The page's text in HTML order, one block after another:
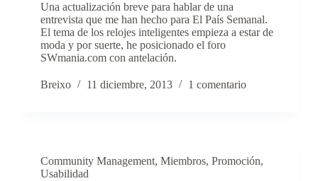
Una actualización breve para hablar de una
entrevista que me han hecho para El País Semanal.
El tema de los relojes inteligentes empieza a estar de
moda y por suerte, he posicionado el foro
SWmania.com con antelación.
Breixo 11 diciembre, 2013 1 comentario
Community Management, Miembros, Promoción,
Usabilidad